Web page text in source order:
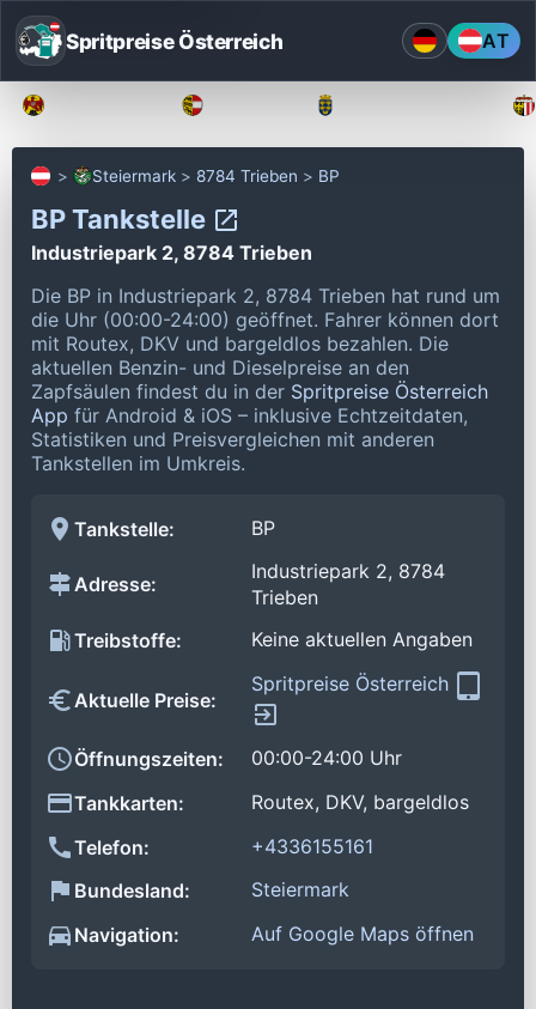
Spritpreise Österreich AT
Steiermark 8784 Trieben BP
BP Tankstelle
Industriepark 2, 8784 Trieben
Die BP in Industriepark 2, 8784 Trieben hat rund um
die Uhr (00:00-24:00) geöffnet. Fahrer können dort
mit Routex, DKV und bargeldlos bezahlen. Die
aktuellen Benzin- und Dieselpreise an den
Zapfsäulen findest du in der Spritpreise Österreich
App für Android & iOS – inklusive Echtzeitdaten,
Statistiken und Preisvergleichen mit anderen
Tankstellen im Umkreis.
Tankstelle: BP
Adresse:
Industriepark 2, 8784
Trieben
Treibstoffe:
Keine aktuellen Angaben
Aktuelle Preise:
Spritpreise Österreich
Öffnungszeiten:
00:00-24:00 Uhr
Tankkarten:
Routex, DKV, bargeldlos
Telefon:
+4336155161
Bundesland:
Steiermark
Navigation:
Auf Google Maps öffnen